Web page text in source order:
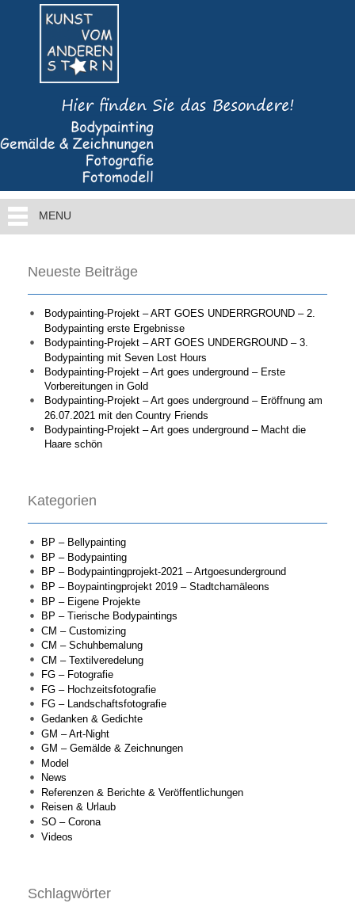
MENU
Neueste Beiträge
Bodypainting-Projekt – ART GOES UNDERRGROUND – 2.
Bodypainting erste Ergebnisse
Bodypainting-Projekt – ART GOES UNDERGROUND – 3.
Bodypainting mit Seven Lost Hours
Bodypainting-Projekt – Art goes underground – Erste
Vorbereitungen in Gold
Bodypainting-Projekt – Art goes underground – Eröffnung am
26.07.2021 mit den Country Friends
Bodypainting-Projekt – Art goes underground – Macht die
Haare schön
Kategorien
BP – Bellypainting
BP – Bodypainting
BP – Bodypaintingprojekt-2021 – Artgoesunderground
BP – Boypaintingprojekt 2019 – Stadtchamäleons
BP – Eigene Projekte
BP – Tierische Bodypaintings
CM – Customizing
CM – Schuhbemalung
CM – Textilveredelung
FG – Fotografie
FG – Hochzeitsfotografie
FG – Landschaftsfotografie
Gedanken & Gedichte
GM – Art-Night
GM – Gemälde & Zeichnungen
Model
News
Referenzen & Berichte & Veröffentlichungen
Reisen & Urlaub
SO – Corona
Videos
Schlagwörter